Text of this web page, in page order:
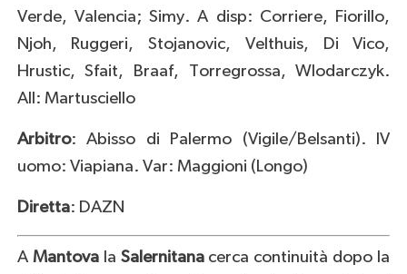
Verde, Valencia; Simy. A disp: Corriere, Fiorillo,
Njoh, Ruggeri, Stojanovic, Velthuis, Di Vico,
Hrustic, Sfait, Braaf, Torregrossa, Wlodarczyk.
All: Martusciello
Arbitro: Abisso di Palermo (Vigile/Belsanti). IV
uomo: Viapiana. Var: Maggioni (Longo)
Diretta: DAZN
A Mantovala Salernitanacerca continuità dopo la